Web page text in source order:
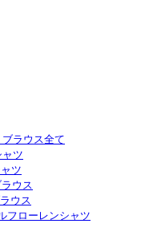
ラウス全て
ツ
ツ
ウス
ウス
フローレンシャツ